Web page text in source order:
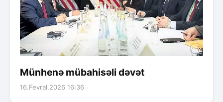
Münhenə mübahisəli dəvət
16.Fevral.2026 16:36